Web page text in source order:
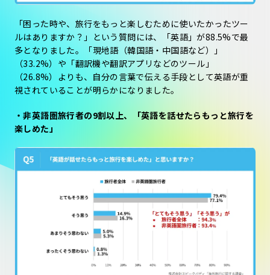
「困った時や、旅行をもっと楽しむために使いたかったツー
ルはありますか？」という質問には、「英語」が88.5%で最
多となりました。「現地語（韓国語・中国語など）」
（33.2%）や「翻訳機や翻訳アプリなどのツール」
（26.8%）よりも、自分の言葉で伝える手段として英語が重
視されていることが明らかになりました。
・非英語圏旅行者の9割以上、「英語を話せたらもっと旅行を
楽しめた」